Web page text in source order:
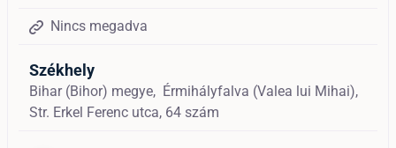
Nincs megadva
Székhely
Bihar (Bihor) megye, Érmihályfalva (Valea lui Mihai),
Str. Erkel Ferenc utca, 64 szám